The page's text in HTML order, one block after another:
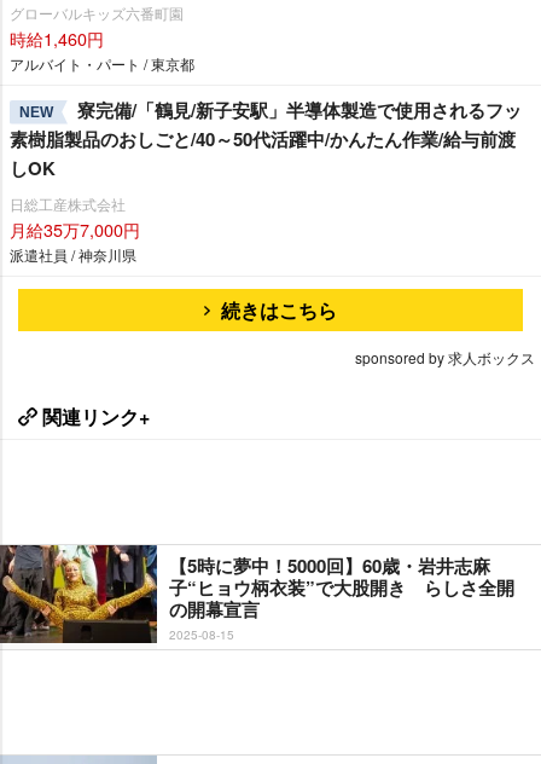
グローバルキッズ六番町園
時給1,460円
アルバイト・パート / 東京都
NEW
寮完備/「鶴見/新子安駅」半導体製造で使用されるフッ
素樹脂製品のおしごと/40～50代活躍中/かんたん作業/給与前渡
しOK
日総工産株式会社
月給35万7,000円
派遣社員 / 神奈川県
続きはこちら
sponsored by 求人ボックス
関連リンク+
【5時に夢中！5000回】60歳・岩井志麻
子“ヒョウ柄衣装”で大股開き らしさ全開
の開幕宣言
2025-08-15